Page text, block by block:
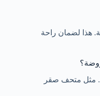
هذا لضمان راحة
مثل متحف صقر